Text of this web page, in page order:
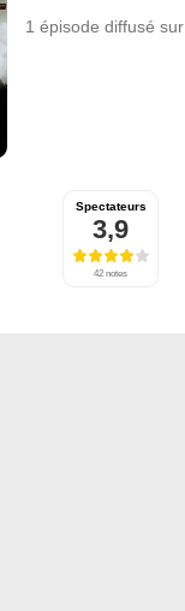
1 épisode diffusé sur
Spectateurs
3,9
42 notes